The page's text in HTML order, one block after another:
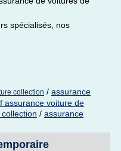
spécialisés, nos
collection / assurance
assurance voiture de
/ assurance